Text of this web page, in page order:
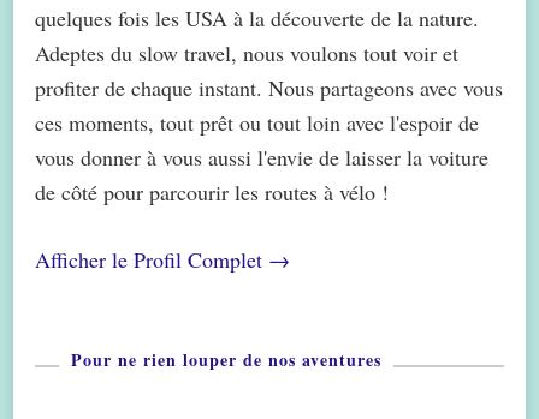
quelques fois les USA à la découverte de la nature.
Adeptes du slow travel, nous voulons tout voir et
profiter de chaque instant. Nous partageons avec vous
ces moments, tout prêt ou tout loin avec l'espoir de
vous donner à vous aussi l'envie de laisser la voiture
de côté pour parcourir les routes à vélo !
Afficher le Profil Complet →
Pour ne rien louper de nos aventures